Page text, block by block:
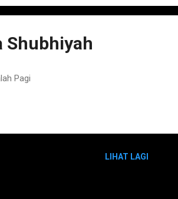
Shubhiyah
Pagi
LIHAT LAGI